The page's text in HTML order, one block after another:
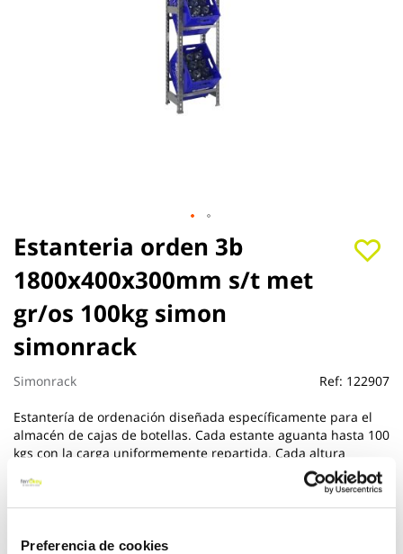
Preferencia de cookies
Estanteria orden 3b
1800x400x300mm s/t met
gr/os 100kg simon
simonrack
Simonrack Ref: 122907
Estantería de ordenación diseñada específicamente para el
almacén de cajas de botellas. Cada estante aguanta hasta 100
kgs con la carga uniformemente repartida. Cada altura
almacena cajas y es por esta razón por la que los largueros se
ponen al reves para mayor seguridad al usuario. Montaje sin
tornillos. Es rigida. Montaje en 6 min. Cajas no incluídas.
300 mm. Nº estantes: 3.
Saltar
al
comienzo
de
la
galería
de